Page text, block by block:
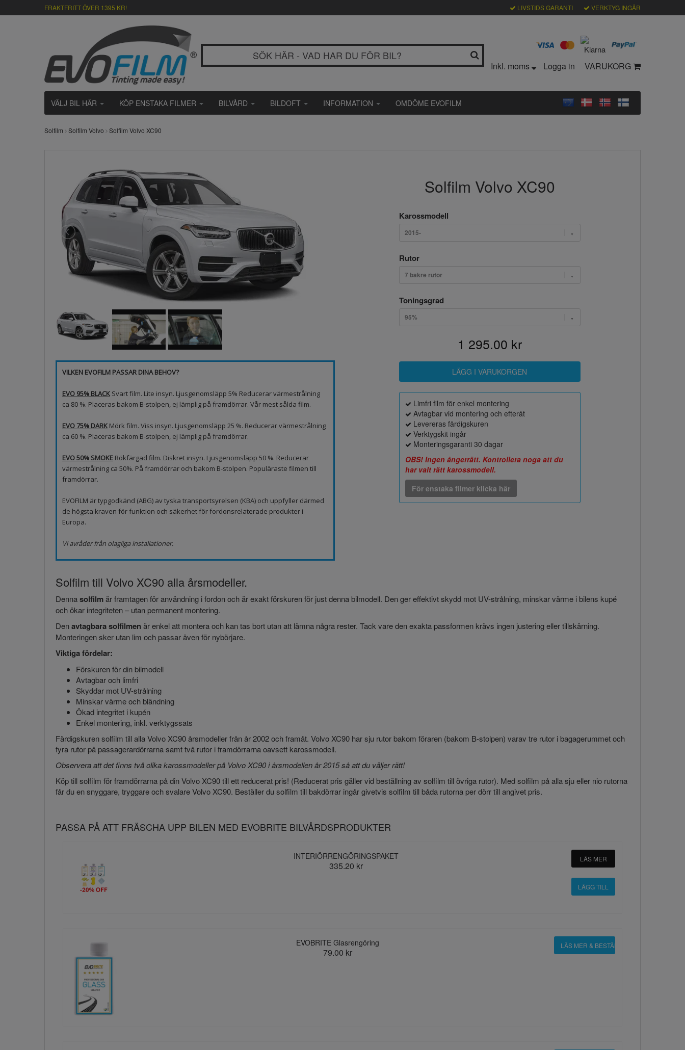
FRAKTFRITT ÖVER 1395 KR! LIVSTIDS GARANTI VERKTYG INGÅR
Inkl. moms Logga in VARUKORG
VÄLJ BIL HÄR KÖP ENSTAKA FILMER BILVÅRD BILDOFT INFORMATION OMDÖME EVOFILM
Solfilm Solfilm Volvo Solfilm Volvo XC90
VILKEN EVOFILM PASSAR DINA BEHOV?
EVO 95% BLACK Svart film. Lite insyn. Ljusgenomsläpp 5% Reducerar värmestrålning
ca 80 %. Placeras bakom B-stolpen, ej lämplig på framdörrar. Vår mest sålda film.
EVO 75% DARK Mörk film. Viss insyn. Ljusgenomsläpp 25 %. Reducerar värmestrålning
ca 60 %. Placeras bakom B-stolpen, ej lämplig på framdörrar.
EVO 50% SMOKE Rökfärgad film. Diskret insyn. Ljusgenomsläpp 50 %. Reducerar
värmestrålning ca 50%. På framdörrar och bakom B-stolpen. Populäraste filmen till
framdörrar.
EVOFILM är typgodkänd (ABG) av tyska transportsyrelsen (KBA) och uppfyller därmed
de högsta kraven för funktion och säkerhet för fordonsrelaterade produkter i
Europa.
Vi avråder från olagliga installationer.
Solfilm Volvo XC90
Karossmodell
2015-
Rutor
7 bakre rutor
Toningsgrad
95%
1 295.00 kr
Limfri film för enkel montering
Avtagbar vid montering och efteråt
Levereras färdigskuren
Verktygskit ingår
Monteringsgaranti 30 dagar
OBS! Ingen ångerrätt. Kontrollera noga att du
har valt rätt karossmodell.
För enstaka filmer klicka här
Solfilm till Volvo XC90 alla årsmodeller.
Dennasolfilmär framtagen för användning i fordon och är exakt förskuren för just denna bilmodell. Den ger effektivt skydd mot UV-strålning, minskar värme i bilens kupé
och ökar integriteten – utan permanent montering.
Denavtagbara solfilmen är enkel att montera och kan tas bort utan att lämna några rester. Tack vare den exakta passformen krävs ingen justering eller tillskärning.
Monteringen sker utan lim och passar även för nybörjare.
Viktiga fördelar:
Förskuren för din bilmodell
Avtagbar och limfri
Skyddar mot UV-strålning
Minskar värme och bländning
Ökad integritet i kupén
Enkel montering, inkl. verktygssats
Färdigskuren solfilm till alla Volvo XC90 årsmodeller från år 2002 och framåt. Volvo XC90 har sju rutor bakom föraren (bakom B-stolpen) varav tre rutor i bagagerummet och
fyra rutor på passagerardörrarna samt två rutor i framdörrarna oavsett karossmodell.
Observera att det finns två olika karossmodeller på Volvo XC90 i årsmodellen år 2015 så att du väljer rätt!
Köp till solfilm för framdörrarna på din Volvo XC90 till ett reducerat pris! (Reducerat pris gäller vid beställning av solfilm till övriga rutor). Med solfilm på alla sju eller nio rutorna
får du en snyggare, tryggare och svalare Volvo XC90. Beställer du solfilm till bakdörrar ingår givetvis solfilm till båda rutorna per dörr till angivet pris.
PASSA PÅ ATT FRÄSCHA UPP BILEN MED EVOBRITE BILVÅRDSPRODUKTER
INTERIÖRRENGÖRINGSPAKET
335.20 kr
LÄS MER
EVOBRITE Glasrengöring
79.00 kr
LÄS MER & BESTÄLL